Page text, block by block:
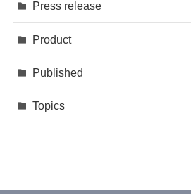
Press release
Product
Published
Topics